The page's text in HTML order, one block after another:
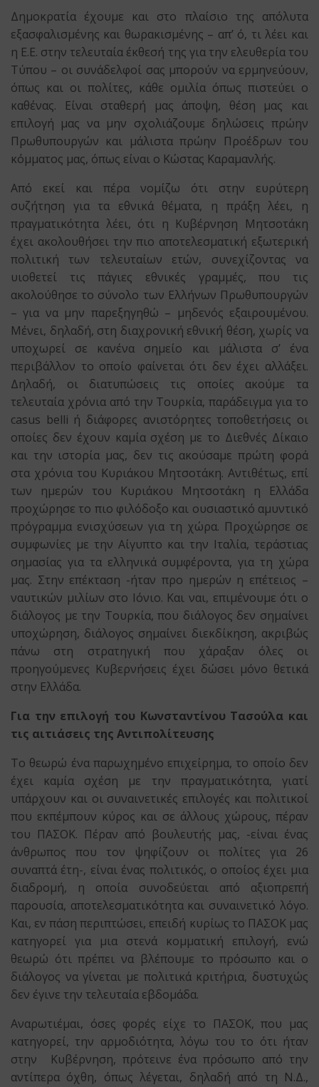
Δημοκρατία έχουμε και στο πλαίσιο της απόλυτα
εξασφαλισμένης και θωρακισμένης – απ’ ό, τι λέει και
η Ε.Ε. στην τελευταία έκθεσή της για την ελευθερία του
Τύπου – οι συνάδελφοί σας μπορούν να ερμηνεύουν,
όπως και οι πολίτες, κάθε ομιλία όπως πιστεύει ο
καθένας. Είναι σταθερή μας άποψη, θέση μας και
επιλογή μας να μην σχολιάζουμε δηλώσεις πρώην
Πρωθυπουργών και μάλιστα πρώην Προέδρων του
κόμματος μας, όπως είναι ο Κώστας Καραμανλής.
Από εκεί και πέρα νομίζω ότι στην ευρύτερη
συζήτηση για τα εθνικά θέματα, η πράξη λέει, η
πραγματικότητα λέει, ότι η Κυβέρνηση Μητσοτάκη
έχει ακολουθήσει την πιο αποτελεσματική εξωτερική
πολιτική των τελευταίων ετών, συνεχίζοντας να
υιοθετεί τις πάγιες εθνικές γραμμές, που τις
ακολούθησε το σύνολο των Ελλήνων Πρωθυπουργών
– για να μην παρεξηγηθώ – μηδενός εξαιρουμένου.
Μένει, δηλαδή, στη διαχρονική εθνική θέση, χωρίς να
υποχωρεί σε κανένα σημείο και μάλιστα σ’ ένα
περιβάλλον το οποίο φαίνεται ότι δεν έχει αλλάξει.
Δηλαδή, οι διατυπώσεις τις οποίες ακούμε τα
τελευταία χρόνια από την Τουρκία, παράδειγμα για το
casus belli ή διάφορες ανιστόρητες τοποθετήσεις οι
οποίες δεν έχουν καμία σχέση με το Διεθνές Δίκαιο
και την ιστορία μας, δεν τις ακούσαμε πρώτη φορά
στα χρόνια του Κυριάκου Μητσοτάκη. Αντιθέτως, επί
των ημερών του Κυριάκου Μητσοτάκη η Ελλάδα
προχώρησε το πιο φιλόδοξο και ουσιαστικό αμυντικό
πρόγραμμα ενισχύσεων για τη χώρα. Προχώρησε σε
συμφωνίες με την Αίγυπτο και την Ιταλία, τεράστιας
σημασίας για τα ελληνικά συμφέροντα, για τη χώρα
μας. Στην επέκταση -ήταν προ ημερών η επέτειος –
ναυτικών μιλίων στο Ιόνιο. Και ναι, επιμένουμε ότι ο
διάλογος με την Τουρκία, που διάλογος δεν σημαίνει
υποχώρηση, διάλογος σημαίνει διεκδίκηση, ακριβώς
πάνω στη στρατηγική που χάραξαν όλες οι
προηγούμενες Κυβερνήσεις έχει δώσει μόνο θετικά
στην Ελλάδα.
Για την επιλογή του Κωνσταντίνου Τασούλα και
τις αιτιάσεις της Αντιπολίτευσης
Το θεωρώ ένα παρωχημένο επιχείρημα, το οποίο δεν
έχει καμία σχέση με την πραγματικότητα, γιατί
υπάρχουν και οι συναινετικές επιλογές και πολιτικοί
που εκπέμπουν κύρος και σε άλλους χώρους, πέραν
του ΠΑΣΟΚ. Πέραν από βουλευτής μας, -είναι ένας
άνθρωπος που τον ψηφίζουν οι πολίτες για 26
συναπτά έτη-, είναι ένας πολιτικός, ο οποίος έχει μια
διαδρομή, η οποία συνοδεύεται από αξιοπρεπή
παρουσία, αποτελεσματικότητα και συναινετικό λόγο.
Και, εν πάση περιπτώσει, επειδή κυρίως το ΠΑΣΟΚ μας
κατηγορεί για μια στενά κομματική επιλογή, ενώ
θεωρώ ότι πρέπει να βλέπουμε το πρόσωπο και ο
διάλογος να γίνεται με πολιτικά κριτήρια, δυστυχώς
δεν έγινε την τελευταία εβδομάδα.
Αναρωτιέμαι, όσες φορές είχε το ΠΑΣΟΚ, που μας
κατηγορεί, την αρμοδιότητα, λόγω του το ότι ήταν
στην Κυβέρνηση, πρότεινε ένα πρόσωπο από την
αντίπερα όχθη, όπως λέγεται, δηλαδή από τη Ν.Δ.,